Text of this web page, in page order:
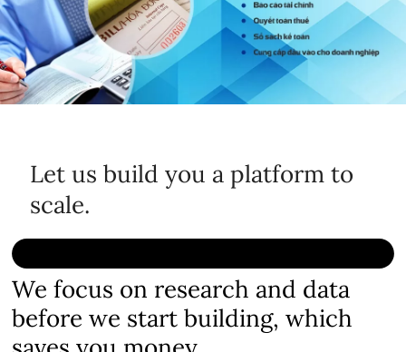
Let us build you a platform to
scale.
We focus on research and data
before we start building, which